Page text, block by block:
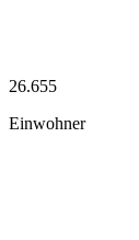
26.655
Einwohner